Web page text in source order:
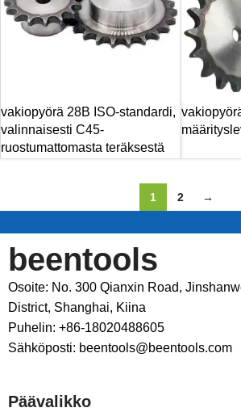
vakiopyörä 28B ISO-standardi,
valinnaisesti C45-
ruostumattomasta teräksestä
1 2 →
beentools
Osoite: No. 300 Qianxin Road,
District, Shanghai, Kiina
Puhelin: +86-18020488605
Sähköposti: beentools@beentools.com
Päävalikko